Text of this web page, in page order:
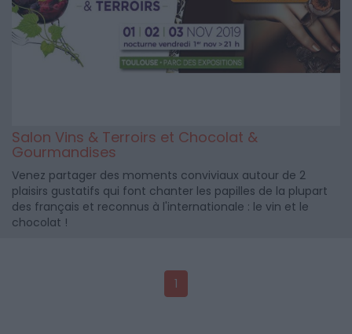
Salon Vins & Terroirs et Chocolat &
Gourmandises
Venez partager des moments conviviaux autour de 2
plaisirs gustatifs qui font chanter les papilles de la plupart
des français et reconnus à l'internationale : le vin et le
chocolat !
1